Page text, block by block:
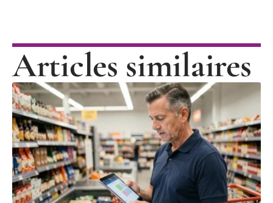
Articles similaires